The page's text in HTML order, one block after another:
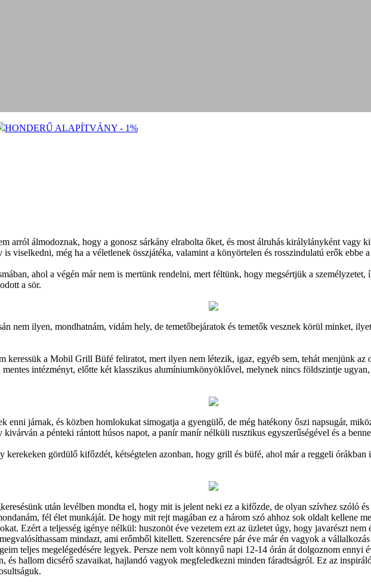
HONDERŰ ALAPÍTVÁNY - 1%
arról álmodoznak, hogy a gonosz sárkány elrabolta őket, és most álruhás királylányként
viselkedni, még ha a véletlenek összjátéka, valamint a könyörtelen és rosszindulatú erők ebbe
ahol a végén már nem is mertünk rendelni, mert féltünk, hogy megsértjük a személyzetet,
a sör.
nem ilyen, mondhatnám, vidám hely, de temetőbejáratok és temetők vesznek körül minket,
keressük a Mobil Grill Büfé feliratot, mert ilyen nem létezik, igaz, egyéb sem, tehát menjünk az
intézményt, előtte két klasszikus alumíniumkönyöklővel, melynek nincs földszintje
enni járnak, és közben homlokukat simogatja a gyengülő, de még hatékony őszi napsugár,
a pénteki rántott húsos napot, a panír manír nélküli rusztikus egyszerűségével és a
gördülő kifőzdét, kétségtelen azonban, hogy grill és büfé, ahol már a reggeli
után levélben mondta el, hogy mit is jelent neki ez a kifőzde, de olyan szívhez szóló
fél élet munkáját. De hogy mit rejt magában ez a három szó ahhoz sok oldalt kellene
Ezért a teljesség igénye nélkül: huszonöt éve vezetem ezt az üzletet úgy, hogy javarészt
mindazt, ami erőmből kitellett. Szerencsére pár éve már én vagyok a
teljes megelégedésére legyek. Persze nem volt könnyű napi 12-14 órán át dolgoznom ennyi
és hallom dicsérő szavaikat, hajlandó vagyok megfeledkezni minden fáradtságról. Ez az